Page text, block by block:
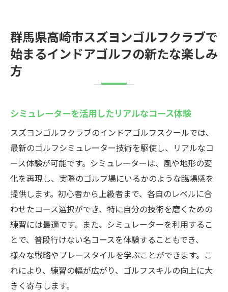
ゴルフシミュレーターの魅力と可能性
初心者も安心のサポート体制
プロフェッショナルから学ぶ機会
初心者向けの親切な指導
技術向上を目指すワークショップ
効率的なレッスンプランの提案
個別カリキュラムでの習得法
ハイレベルなゴルフ技術を体験
スズヨンゴルフクラブでの充実のインドアゴル
フ体験初心者からプロまで
幅広いレベルに対応したプログラム
最新技術を使った練習の魅力
定期的なイベントでの交流
群馬県高崎市スズヨンゴルフクラブで
始まるインドアゴルフの新たな楽しみ
方
シミュレーターを活用したリアルなコース体験
スズヨンゴルフクラブのインドアゴルフスクールでは、
最新のゴルフシミュレーター技術を駆使し、リアルなコ
ース体験が可能です。シミュレーターは、風や地形の変
化を再現し、実際のゴルフ場にいるかのような臨場感を
提供します。初心者から上級者まで、各自のレベルに合
わせたコース選択ができ、特に自分の技術を磨くための
練習には最適です。また、シミュレーターを利用するこ
とで、普段行けない名コースを体験することもでき、
様々な戦略やプレースタイルを学ぶことができます。こ
れにより、練習の幅が広がり、ゴルフスキルの向上に大
きく寄与します。